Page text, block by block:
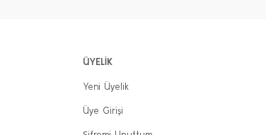
ÜYELİK
Yeni Üyelik
Üye Girişi